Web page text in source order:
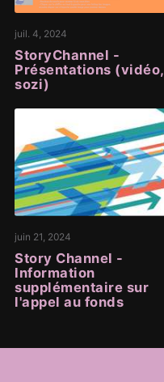
juil. 4, 2024
StoryChannel -
Présentations (vidéo,
sozi)
juin 21, 2024
Story Channel -
Information
supplémentaire sur
l'appel au fonds